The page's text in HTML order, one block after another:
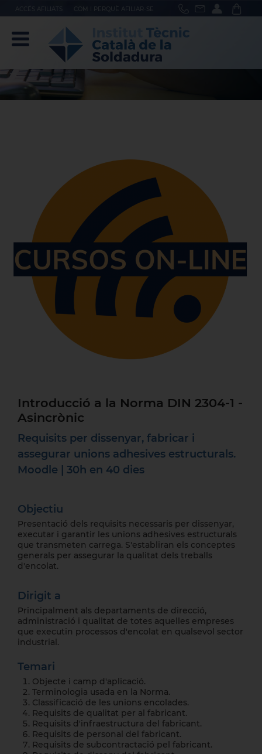
COM I PERQUÈ AFILIAR-SE
Introducció a la Norma DIN 2304-1 -
Asincrònic
Requisits per dissenyar, fabricar i
assegurar unions adhesives estructurals.
Moodle | 30h en 40 dies
Objectiu
Presentació dels requisits necessaris per dissenyar,
executar i garantir les unions adhesives estructurals
que transmeten carrega. S'establiran els conceptes
generals per assegurar la qualitat dels treballs
d'encolat.
Dirigit a
Principalment als departaments de direcció,
administració i qualitat de totes aquelles empreses
que executin processos d'encolat en qualsevol sector
industrial.
Temari
Objecte i camp d'aplicació.
Terminologia usada en la Norma.
Classificació de les unions encolades.
Requisits de qualitat per al fabricant.
Requisits d'infraestructura del fabricant.
Requisits de personal del fabricant.
Requisits de subcontractació pel fabricant.